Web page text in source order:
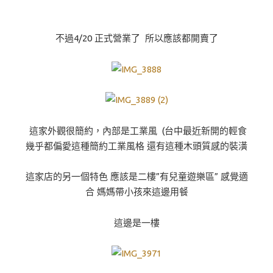
不過4/20 正式營業了 所以應該都開賣了
這家外觀很簡約，內部是工業風 (台中最近新開的輕食
幾乎都偏愛這種簡約工業風格 還有這種木頭質感的裝潢
這家店的另一個特色 應該是二樓”有兒童遊樂區” 感覺適
合 媽媽帶小孩來這邊用餐
這邊是一樓